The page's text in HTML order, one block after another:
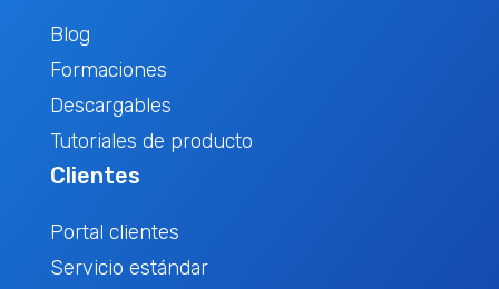
Blog
Formaciones
Descargables
Tutoriales de producto
Clientes
Portal clientes
Servicio estándar